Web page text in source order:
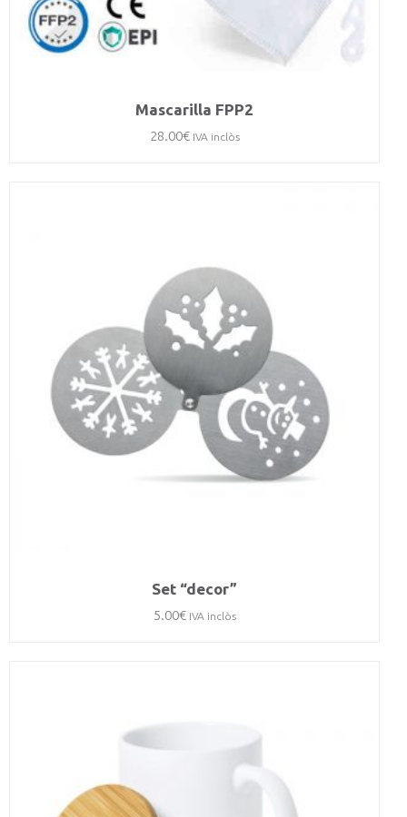
Mascarilla FPP2
28.00€ IVA inclòs
Set “decor”
5.00€ IVA inclòs